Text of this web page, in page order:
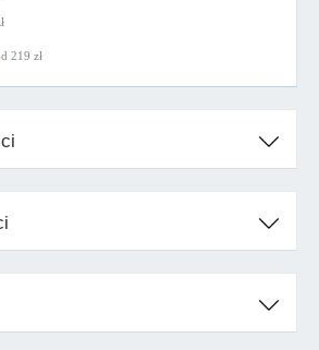
219 zł
239 zł
zł